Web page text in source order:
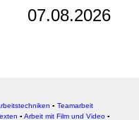
07.08.2026
▪ Teamarbeit
▪ Arbeit mit Film und Video ▪